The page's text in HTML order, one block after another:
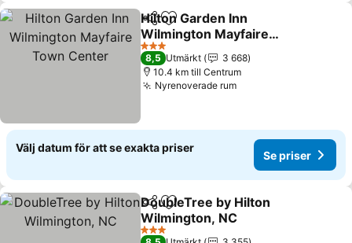
Dela Lägg till i Mina Favoriter
Hilton Garden Inn
Wilmington Mayfaire
Town Center
Se priser
3 Stjärnor
8,5 Utmärkt
3 668
10.4 km till Centrum
Nyrenoverade rumSe priser
Välj datum för att se exakta priser
Se priser
Dela Lägg till i Mina Favoriter
DoubleTree by Hilton
Wilmington, NC
Se priser
3 Stjärnor